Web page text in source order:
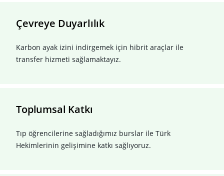
Çevreye Duyarlılık
Karbon ayak izini indirgemek için hibrit araçlar ile
transfer hizmeti sağlamaktayız.
Toplumsal Katkı
Tıp öğrencilerine sağladığımız burslar ile Türk
Hekimlerinin gelişimine katkı sağlıyoruz.